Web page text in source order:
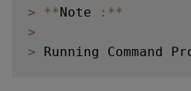
> **Note : **
>
> Running Command